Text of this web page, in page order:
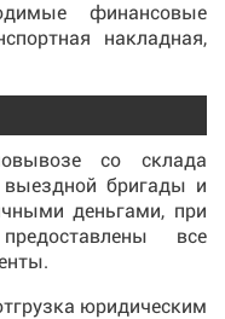
финансовые
накладная,
со склада
выездной бригады и
деньгами, при
все
юридическим